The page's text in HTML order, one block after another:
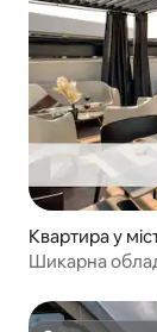
Квартира у
Шикарна